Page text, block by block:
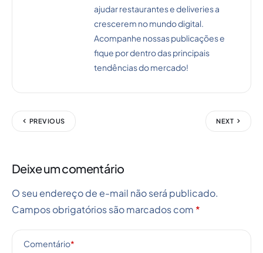
ajudar restaurantes e deliveries a
crescerem no mundo digital.
Acompanhe nossas publicações e
fique por dentro das principais
tendências do mercado!
PREVIOUS NEXT
Deixe um comentário
O seu endereço de e-mail não será publicado.
Campos obrigatórios são marcados com *
Comentário*